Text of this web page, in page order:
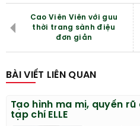
Cao Viên Viên với guu
thời trang sành điệu
đơn giản
BÀI VIẾT LIÊN QUAN
Tạo hình ma mị, quyến rũ
tạp chí ELLE